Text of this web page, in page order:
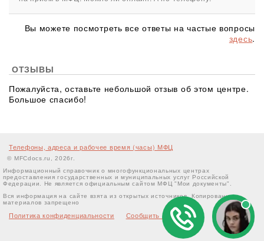
Вы можете посмотреть все ответы на частые вопросы
здесь.
ОТЗЫВЫ
Пожалуйста, оставьте небольшой отзыв об этом центре.
Большое спасибо!
Телефоны, адреса и рабочее время (часы) МФЦ
© MFCdocs.ru, 2026г.
Информационный справочник о многофункциональных центрах
предоставления государственных и муниципальных услуг Российской
Федерации. Не является официальным сайтом МФЦ "Мои документы".
Вся информация на сайте взята из открытых источников. Копирование
материалов запрещено
Политика конфиденциальности Сообщить об ошибке